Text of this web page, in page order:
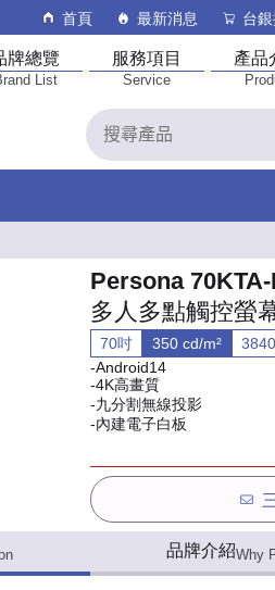
首頁 最新消息 台
牌總覽
List
服務項目
Service
產品
Persona
多人多點觸控螢
70吋 350 cd/m²
-Android14
-4K高畫質
-九分割無線投影
-內建電子白板
品牌介紹Why